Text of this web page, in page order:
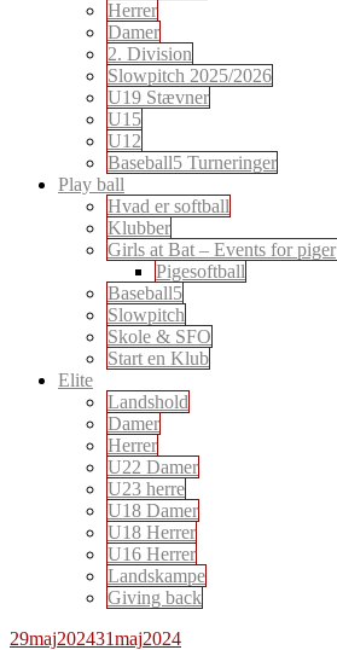
Herrer
Damer
2. Division
Slowpitch 2025/2026
U19 Stævner
U15
U12
Baseball5 Turneringer
Play ball
Hvad er softball
Klubber
Girls at Bat – Events for piger
Pigesoftball
Baseball5
Slowpitch
Skole & SFO
Start en Klub
Elite
Landshold
Damer
Herrer
U22 Damer
U23 herre
U18 Damer
U18 Herrer
U16 Herrer
Landskampe
Giving back
29maj202431maj2024